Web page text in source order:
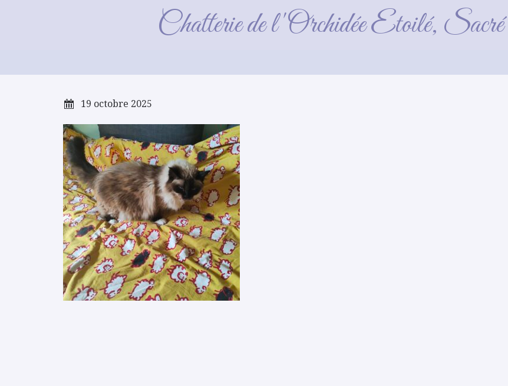
Chatterie de l'Orchidée Etoilé,
Frimousse
19 octobre 2025